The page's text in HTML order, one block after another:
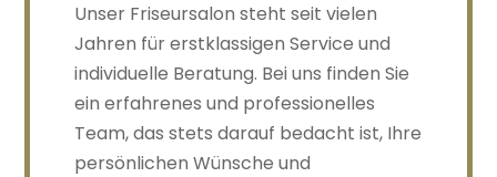
Unser Friseursalon steht seit vielen
Jahren für erstklassigen Service und
individuelle Beratung. Bei uns finden Sie
ein erfahrenes und professionelles
Team, das stets darauf bedacht ist, Ihre
persönlichen Wünsche und